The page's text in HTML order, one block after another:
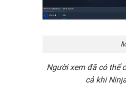
Người xem đã có thể
cả khi